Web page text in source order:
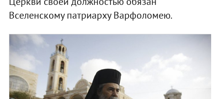
Вселенскому патриарху Варфоломею.